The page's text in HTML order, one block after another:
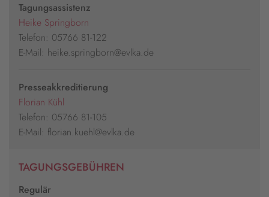
Tagungsassistenz
Heike Springborn
Telefon: 05766 81-122
E-Mail: heike.springborn@evlka.de
Presseakkreditierung
Florian Kühl
Telefon: 05766 81-105
E-Mail: florian.kuehl@evlka.de
TAGUNGSGEBÜHREN
Regulär